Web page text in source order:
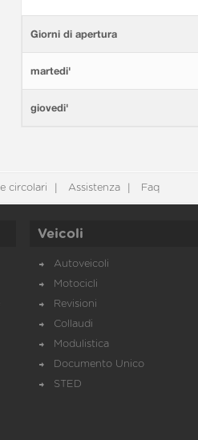
Giorni di apertura
martedi'
giovedi'
circolari Assistenza Faq
Veicoli
Autoveicoli
Motocicli
Revisioni
Collaudi
Modulistica
Documento Unico
STED